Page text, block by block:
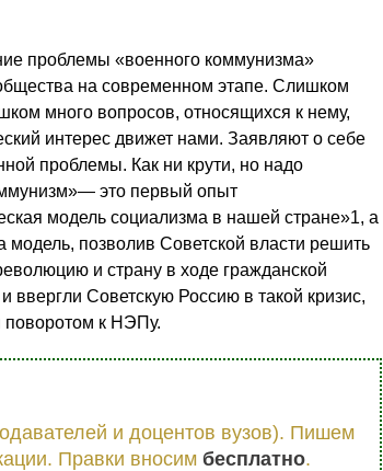
проблемы «военного коммунизма»
общества на сов­ременном этапе. Слишком
много вопросов, относя­щихся к нему,
интерес движет нами. Заявляют о себе
проблемы. Как ни крути, но надо
это первый опыт
модель социализма в нашей стране»1, а
модель, позволив Советской власти решить
и страну в ходе гражданской
Советскую Рос­сию в такой кризис,
поворотом к НЭПу.
и доцентов вузов). Пишем
Правки вносим бесплатно.